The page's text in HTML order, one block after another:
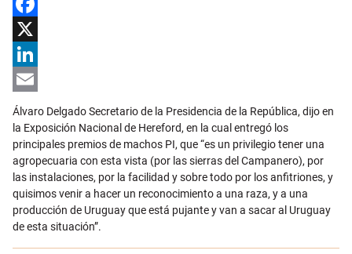
Facebook
X
LinkedIn
Email
Álvaro Delgado Secretario de la Presidencia de la República, dijo en
la Exposición Nacional de Hereford, en la cual entregó los
principales premios de machos PI, que “es un privilegio tener una
agropecuaria con esta vista (por las sierras del Campanero), por
las instalaciones, por la facilidad y sobre todo por los anfitriones, y
quisimos venir a hacer un reconocimiento a una raza, y a una
producción de Uruguay que está pujante y van a sacar al Uruguay
de esta situación”.